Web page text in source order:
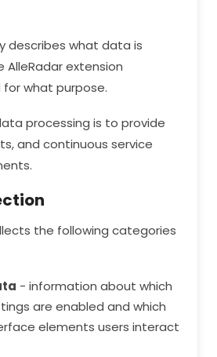
describes what data is
extension
for what purpose.
processing is to provide
and continuous service
the following categories
- information about which
are enabled and which
elements users interact